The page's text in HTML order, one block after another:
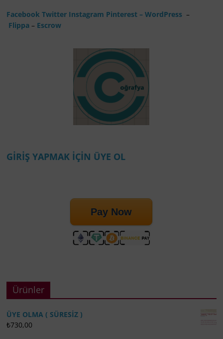
FacebookTwitter Instagram Pinterest– WordPress –
Flippa – Escrow
GİRİŞ YAPMAK İÇİN ÜYE OL
Pay Now
Ürünler
ÜYE OLMA ( SÜRESİZ )
₺730,00